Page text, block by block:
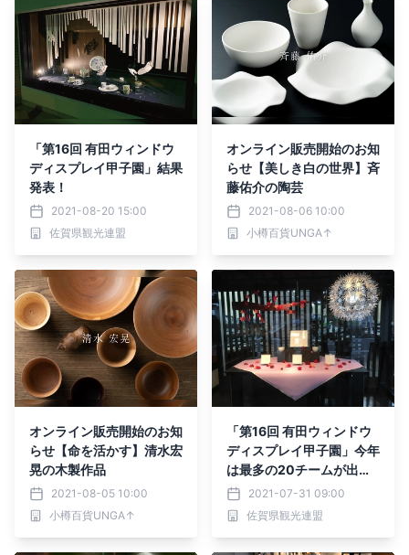
「第16回 有田ウィンドウ
ディスプレイ甲子園」結果
発表！
2021-08-20 15:00
佐賀県観光連盟
オンライン販売開始のお知
らせ【美しき白の世界】斉
藤佑介の陶芸
2021-08-06 10:00
小樽百貨UNGA↑
オンライン販売開始のお知
らせ【命を活かす】清水宏
晃の木製作品
2021-08-05 10:00
小樽百貨UNGA↑
「第16回 有田ウィンドウ
ディスプレイ甲子園」今年
は最多の20チームが出場
します!!2021-07-31 09:00
佐賀県観光連盟